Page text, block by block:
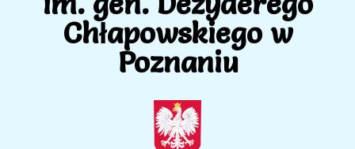
Chłapowskiego w
Poznaniu